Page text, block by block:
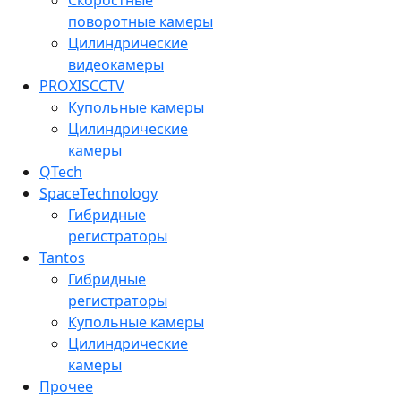
поворотные камеры
Цилиндрические
видеокамеры
PROXISCCTV
Купольные камеры
Цилиндрические
камеры
QTech
SpaceTechnology
Гибридные
регистраторы
Tantos
Гибридные
регистраторы
Купольные камеры
Цилиндрические
камеры
Прочее